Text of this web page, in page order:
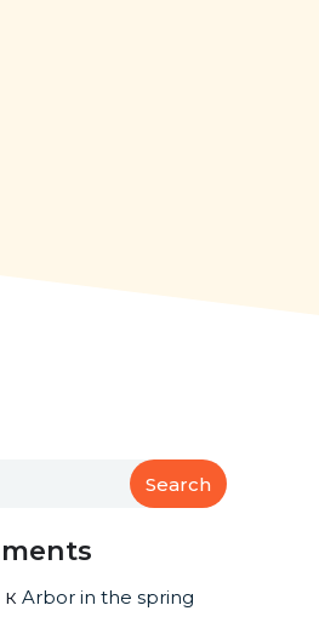
Search
кArbor in the spring